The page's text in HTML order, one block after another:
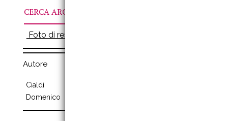
CERCA ARCHIVI
Foto di restauro
Autore
Cialdi
Domenico